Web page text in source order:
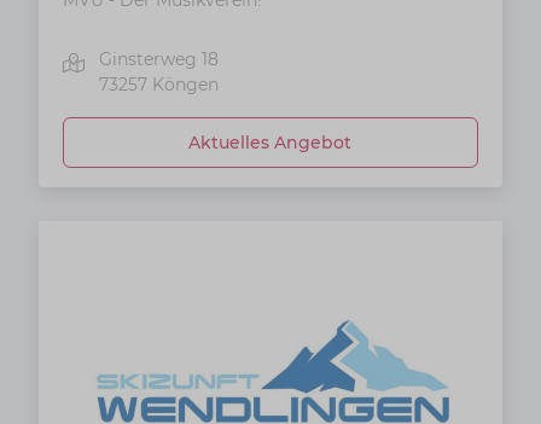
Ginsterweg 18
73257 Köngen
Aktuelles Angebot